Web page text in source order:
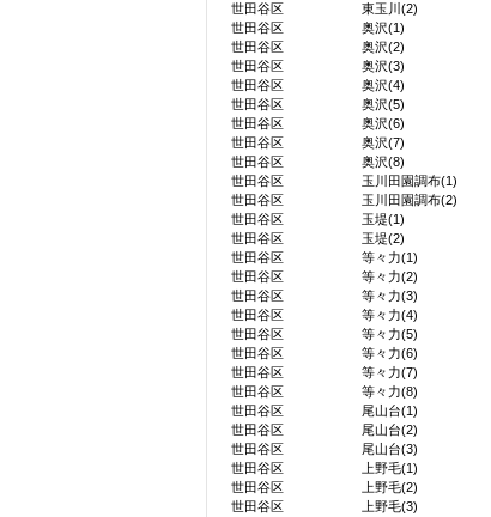
世田谷区
東玉川(2)
世田谷区
奥沢(1)
世田谷区
奥沢(2)
世田谷区
奥沢(3)
世田谷区
奥沢(4)
世田谷区
奥沢(5)
世田谷区
奥沢(6)
世田谷区
奥沢(7)
世田谷区
奥沢(8)
世田谷区
玉川田園調布(1)
世田谷区
玉川田園調布(2)
世田谷区
玉堤(1)
世田谷区
玉堤(2)
世田谷区
等々力(1)
世田谷区
等々力(2)
世田谷区
等々力(3)
世田谷区
等々力(4)
世田谷区
等々力(5)
世田谷区
等々力(6)
世田谷区
等々力(7)
世田谷区
等々力(8)
世田谷区
尾山台(1)
世田谷区
尾山台(2)
世田谷区
尾山台(3)
世田谷区
上野毛(1)
世田谷区
上野毛(2)
世田谷区
上野毛(3)